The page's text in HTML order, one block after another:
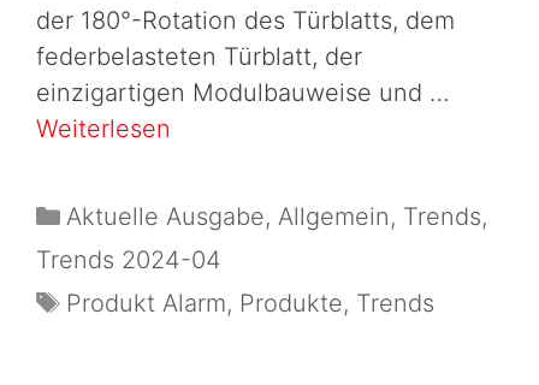
der 180°-Rotation des Türblatts, dem
federbelasteten Türblatt, der
einzigartigen Modulbauweise und …
Weiterlesen
Aktuelle Ausgabe, Allgemein, Trends,
Trends 2024-04
Produkt Alarm, Produkte, Trends